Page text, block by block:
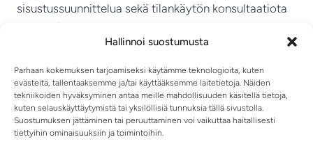
Hallinnoi suostumusta
Parhaan kokemuksen tarjoamiseksi käytämme teknologioita, kuten
evästeitä, tallentaaksemme ja/tai käyttääksemme laitetietoja. Näiden
tekniikoiden hyväksyminen antaa meille mahdollisuuden käsitellä tietoja,
kuten selauskäyttäytymistä tai yksilöllisiä tunnuksia tällä sivustolla.
Suostumuksen jättäminen tai peruuttaminen voi vaikuttaa haitallisesti
tiettyihin ominaisuuksiin ja toimintoihin.
sisustussuunnittelua sekä tilankäytön konsultaatiota
MIKKELIN VITRIINI KY
TIETOSUOJASELOSTE